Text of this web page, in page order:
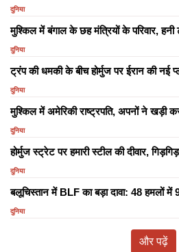
दुनिया
मुश्किल में बंगाल के छह मंत्रियों के परिवार,
दुनिया
ट्रंप की धमकी के बीच होर्मुज पर ईरान की नई
दुनिया
मुश्किल में अमेरिकी राष्ट्रपति, अपनों ने खड़ी कर
दुनिया
होर्मुज स्ट्रेट पर हमारी स्टील की दीवार,
दुनिया
बलूचिस्तान में BLF का बड़ा दावा: 48 हमलों में
दुनिया
और पढ़ें